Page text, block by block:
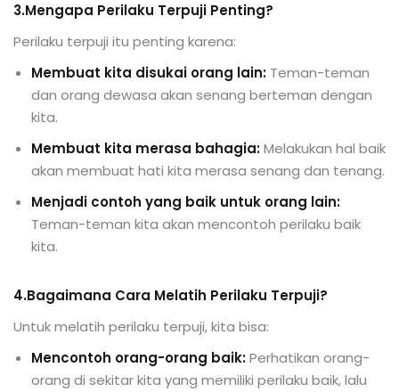
3.Mengapa Perilaku Terpuji Penting?
Perilaku terpuji itu penting karena:
Membuat kita disukai orang lain: Teman-teman
dan orang dewasa akan senang berteman dengan
kita.
Membuat kita merasa bahagia:Melakukan hal baik
akan membuat hati kita merasa senang dan tenang.
Menjadi contoh yang baik untuk orang lain:
Teman-teman kita akan mencontoh perilaku baik
kita.
4.Bagaimana Cara Melatih Perilaku Terpuji?
Untuk melatih perilaku terpuji, kita bisa:
Mencontoh orang-orang baik:Perhatikan orang-
orang di sekitar kita yang memiliki perilaku baik, lalu